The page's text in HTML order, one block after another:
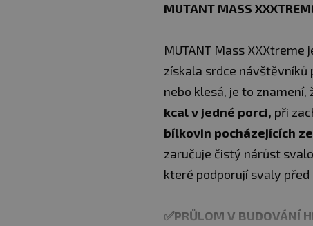
MUTANT MASS
MUTANT Mass XXXtreme
získala srdce návštěvníků
nebo klesá, je to znamení,
kcal v jedné porci, při
bílkovin pocházejících
zaručuje čistý nárůst
které podporují svaly
✅PRŮLOM V BUDOVÁNÍ